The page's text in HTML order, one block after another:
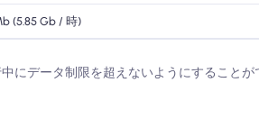
(5.85 Gb / 時)
にデータ制限を超えないようにすることが